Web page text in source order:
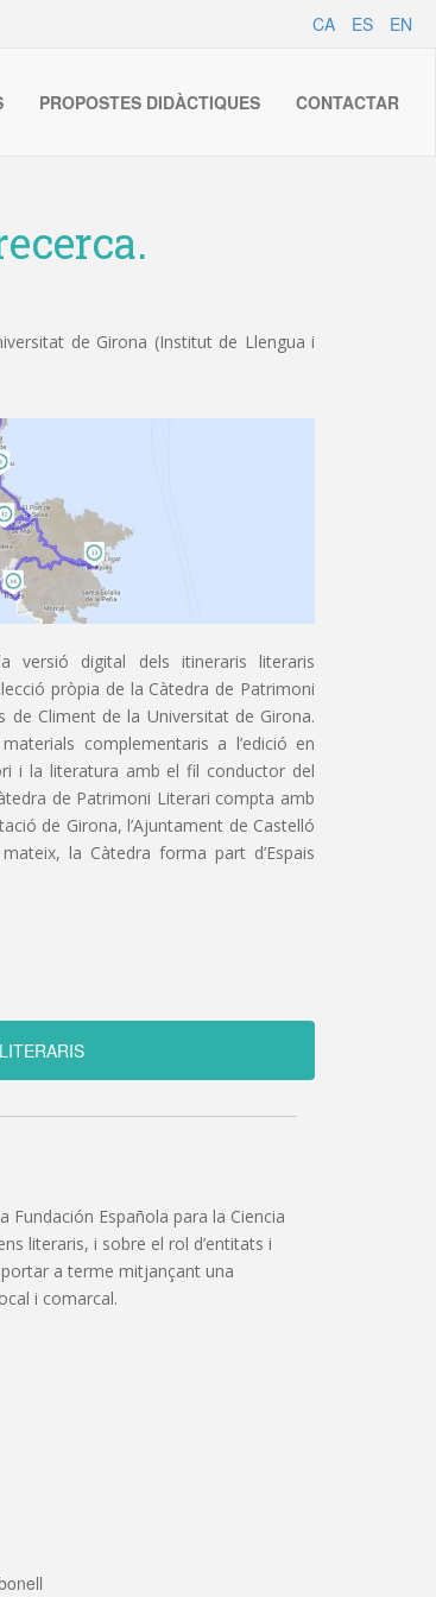
CA ES EN
PROPOSTES DIDÀCTIQUES CONTACTAR
de Girona (Institut de Llengua i
versió digital dels itineraris literaris
pròpia de la Càtedra de Patrimoni
de Climent de la Universitat de Girona.
complementaris a l’edició en
i la literatura amb el fil conductor del
de Patrimoni Literari compta amb
de Girona, l’Ajuntament de Castelló
la Càtedra forma part d’Espais
Española para la Ciencia
literaris, i sobre el rol d’entitats i
a terme mitjançant una
i comarcal.